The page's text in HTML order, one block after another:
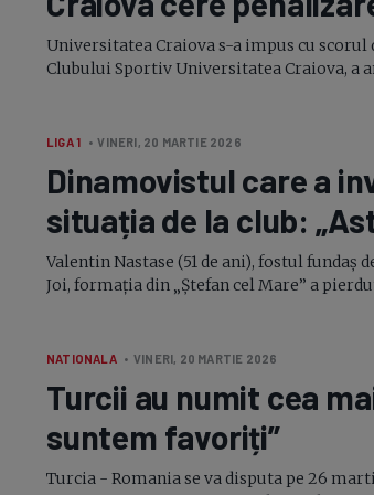
Universitatea Craiovas-a impus cu scorul
Clubului Sportiv Universitatea Craiova, a
LIGA 1 • VINERI, 20 MARTIE 2026
Dinamovistul care a
situația de la club:
Valentin Nastase (51 de ani), fostul fundaș
Joi, formația din „Ștefan cel Mare” a
NATIONALA • VINERI, 20 MARTIE 2026
Turcii au numit cea
suntem favoriți”
Turcia - Romania se va disputa pe 26